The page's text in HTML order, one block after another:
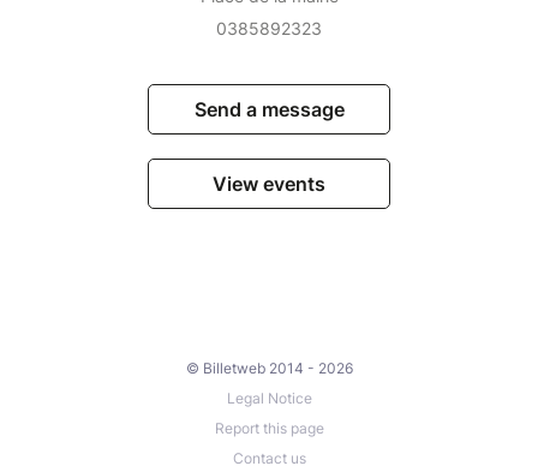
0385892323
Send a message
View events
© Billetweb 2014 - 2026
Legal Notice
Report this page
Contact us